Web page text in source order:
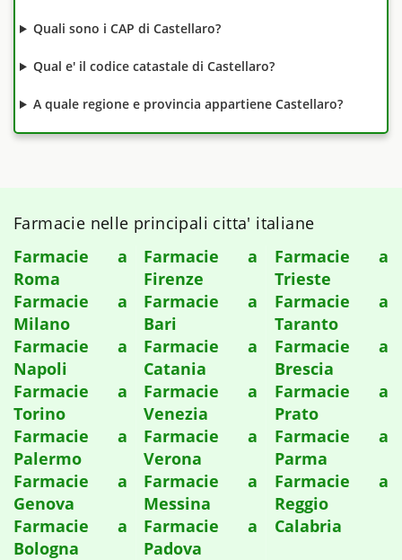
Quali sono i CAP di Castellaro?
Qual e' il codice catastale di Castellaro?
A quale regione e provincia appartiene Castellaro?
Farmacie nelle principali citta' italiane
Farmacie a
Roma
Farmacie a
Milano
Farmacie a
Napoli
Farmacie a
Torino
Farmacie a
Palermo
Farmacie a
Genova
Farmacie a
Bologna
Farmacie a
Firenze
Farmacie a
Bari
Farmacie a
Catania
Farmacie a
Venezia
Farmacie a
Verona
Farmacie a
Messina
Farmacie a
Padova
Farmacie a
Trieste
Farmacie a
Taranto
Farmacie a
Brescia
Farmacie a
Prato
Farmacie a
Parma
Farmacie a
Reggio
Calabria